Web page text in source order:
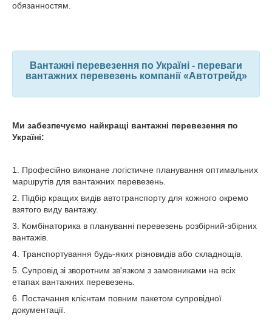
обязанностям.
Вантажні перевезення по Україні - переваги
вантажних перевезень компанії «Автотрейд»
Ми забезпечуємо найкращі вантажні перевезення по
Україні:
1. Професійно виконане логістичне планування оптимальних
маршрутів для вантажних перевезень.
2. Підбір кращих видів автотранспорту для кожного окремо
взятого виду вантажу.
3. Комбінаторика в плануванні перевезень розбірний-збірних
вантажів.
4. Транспортування будь-яких різновидів або складнощів.
5. Супровід зі зворотним зв'язком з замовниками на всіх
етапах вантажних перевезень.
6. Постачання клієнтам повним пакетом супровідної
документації.